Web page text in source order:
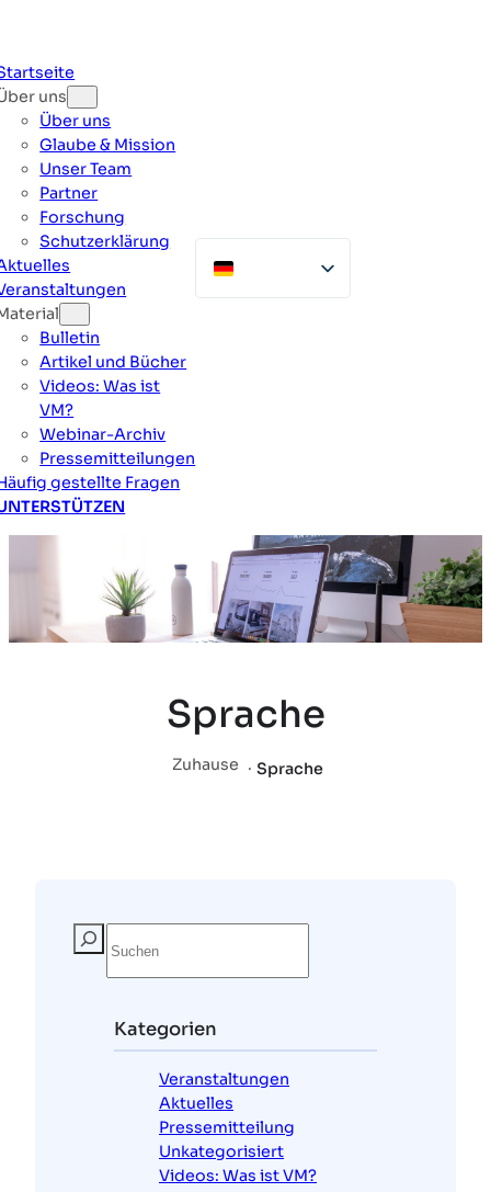
springen
uns
Über uns
Glaube & Mission
Unser Team
Partner
Forschung
Schutzerklärung
Bulletin
Artikel und Bücher
Videos: Was ist
VM?
Webinar-Archiv
Pressemitteilungen
gestellte Fragen
Sprache
Zuhause . Sprache
Kategorien
Veranstaltungen
Aktuelles
Pressemitteilung
Unkategorisiert
Videos: Was ist VM?